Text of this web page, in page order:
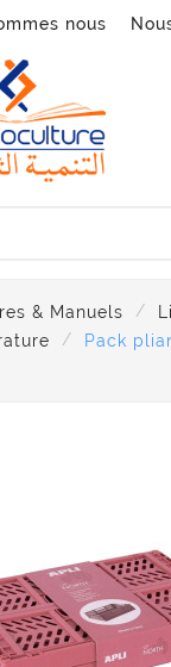
nous
& Manuels
Pack